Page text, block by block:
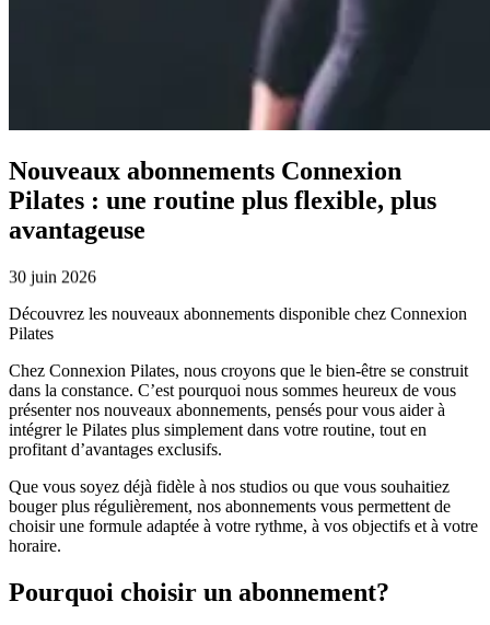
Nouveaux abonnements Connexion
Pilates : une routine plus flexible, plus
avantageuse
30 juin 2026
Découvrez les nouveaux abonnements disponible chez Connexion
Pilates
Chez Connexion Pilates, nous croyons que le bien-être se construit
dans la constance. C’est pourquoi nous sommes heureux de vous
présenter nos nouveaux abonnements, pensés pour vous aider à
intégrer le Pilates plus simplement dans votre routine, tout en
profitant d’avantages exclusifs.
Que vous soyez déjà fidèle à nos studios ou que vous souhaitiez
bouger plus régulièrement, nos abonnements vous permettent de
choisir une formule adaptée à votre rythme, à vos objectifs et à votre
horaire.
Pourquoi choisir un abonnement?